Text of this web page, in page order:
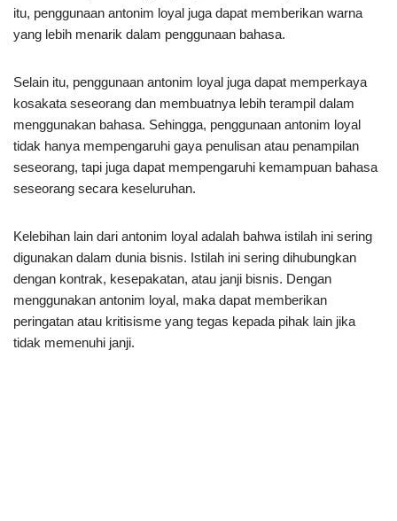
itu, penggunaan antonim loyal juga dapat memberikan warna
yang lebih menarik dalam penggunaan bahasa.
Selain itu, penggunaan antonim loyal juga dapat memperkaya
kosakata seseorang dan membuatnya lebih terampil dalam
menggunakan bahasa. Sehingga, penggunaan antonim loyal
tidak hanya mempengaruhi gaya penulisan atau penampilan
seseorang, tapi juga dapat mempengaruhi kemampuan bahasa
seseorang secara keseluruhan.
Kelebihan lain dari antonim loyal adalah bahwa istilah ini sering
digunakan dalam dunia bisnis. Istilah ini sering dihubungkan
dengan kontrak, kesepakatan, atau janji bisnis. Dengan
menggunakan antonim loyal, maka dapat memberikan
peringatan atau kritisisme yang tegas kepada pihak lain jika
tidak memenuhi janji.